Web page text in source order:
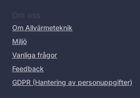
Om oss
Om Allvärmeteknik
Miljö
Vanliga frågor
Feedback
GDPR (Hantering av personuppgifter)